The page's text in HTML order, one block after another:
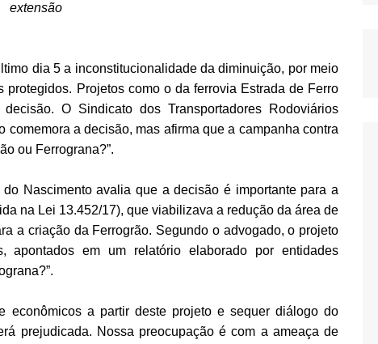
extensão
dia 5 a inconstitucionalidade da diminuição, por meio
Projetos como o da ferrovia Estrada de Ferro
O Sindicato dos Transportadores Rodoviários
a decisão, mas afirma que a campanha contra
ou Ferrograna?”.
Nascimento avalia que a decisão é importante para a
na Lei 13.452/17), que viabilizava a redução da área de
a criação da Ferrogrão. Segundo o advogado, o projeto
apontados em um relatório elaborado por entidades
econômicos a partir deste projeto e sequer diálogo do
prejudicada. Nossa preocupação é com a ameaça de